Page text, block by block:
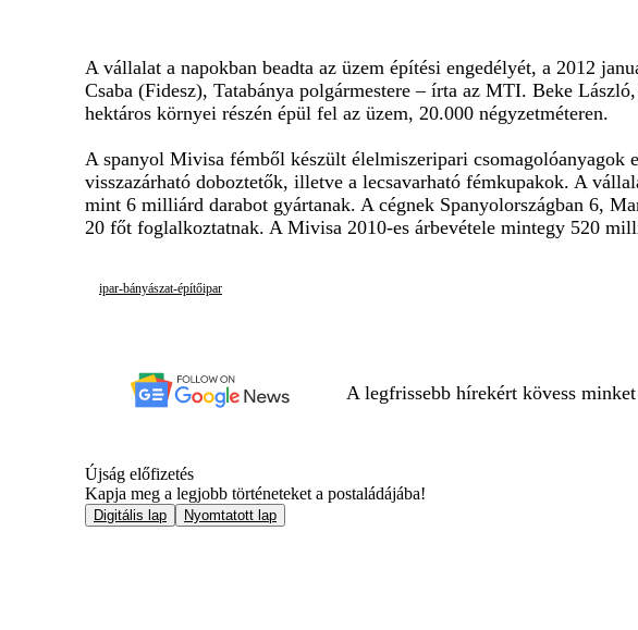
A vállalat a napokban beadta az üzem építési engedélyét, a 2012
Csaba (Fidesz), Tatabánya polgármestere – írta az MTI. Beke
hektáros környei részén épül fel az üzem, 20.000 négyzetméteren.
A spanyol Mivisa fémből készült élelmiszeripari
visszazárható doboztetők, illetve a lecsavarható fémkupakok. A
mint 6 milliárd darabot gyártanak. A cégnek Spanyolországban 6,
20 főt foglalkoztatnak. A Mivisa 2010-es árbevétele mintegy 520
ipar-bányászat-építőipar
A legfrissebb hírekért kövess
Újság előfizetés
Kapja meg a legjobb történeteket a postaládájába!
Digitális lap Nyomtatott lap